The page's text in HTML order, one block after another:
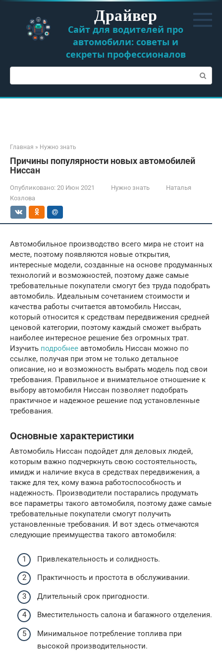
Перейти
контенту
Драйвер
Сайт для водителей про
автомобили: советы и
секреты профессионалов
Поиск:
Главная » Нужно знать
Причины популярности новых автомобилей
Ниссан
Опубликовано: 20 Июн 2021 Нужно знать
Наталья
Козлова
Автомобильное производство всего мира не стоит на
месте, поэтому появляются новые открытия,
интересные модели, созданные на основе продуманных
технологий и возможностей, поэтому даже самые
требовательные покупатели смогут без труда подобрать
автомобиль. Идеальным сочетанием стоимости и
качества работы считается автомобиль Ниссан,
который относится к средствам передвижения средней
ценовой категории, поэтому каждый сможет выбрать
наиболее интересное решение без огромных трат.
Изучить подробнее автомобиль Ниссан можно по
ссылке, получая при этом не только детальное
описание, но и возможность выбрать модель под свои
требования. Правильное и внимательное отношение к
выбору автомобиля Ниссан позволяет подобрать
практичное и надежное решение под установленные
требования.
Основные характеристики
Автомобиль Ниссан подойдет для деловых людей,
которым важно подчеркнуть свою состоятельность,
имидж и наличие вкуса в средствах передвижения, а
также для тех, кому важна работоспособность и
надежность. Производители постарались продумать
все параметры такого автомобиля, поэтому даже самые
требовательные покупатели смогут получить
установленные требования. И вот здесь отмечаются
следующие преимущества такого автомобиля:
Привлекательность и солидность.
Практичность и простота в обслуживании.
Длительный срок пригодности.
Вместительность салона и багажного отделения.
Минимальное потребление топлива при
высокой производительности.